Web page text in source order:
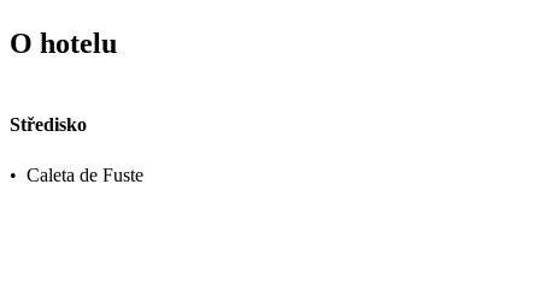
O hotelu
Středisko
• Caleta de Fuste